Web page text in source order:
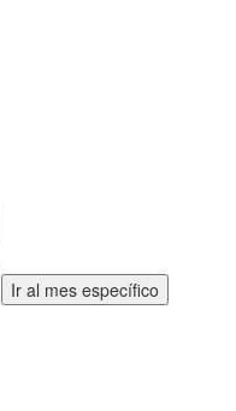
Ir al mes específico